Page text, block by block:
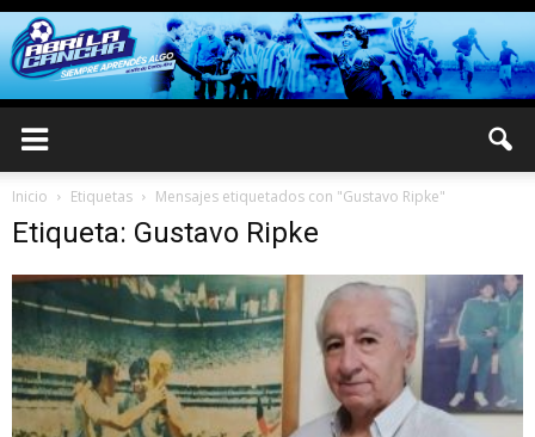
Inicio Etiquetas Mensajes etiquetados con "Gustavo Ripke"
Etiqueta: Gustavo Ripke